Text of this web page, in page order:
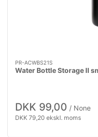
PR-ACWBS21S
Water Bottle Storage II
DKK 99,00 / None
DKK 79,20 ekskl. moms